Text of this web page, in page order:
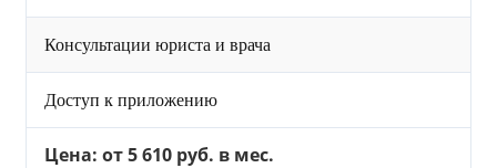
Консультации юриста и врача
Доступ к приложению
Цена: от 5 610 руб. в мес.